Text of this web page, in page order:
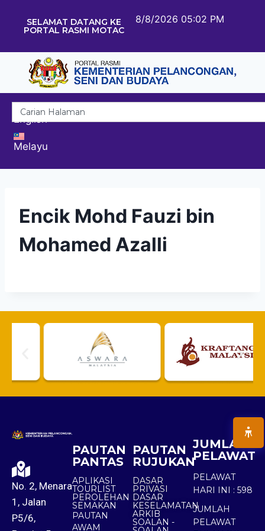
SELAMAT DATANG KE
PORTAL RASMI MOTAC
8/8/2026 05:02 PM
English
Melayu
Encik Mohd Fauzi bin
Mohamed Azalli
No. 2, Menara
1, Jalan
P5/6,
PAUTAN
PANTAS
APLIKASI
TOURLIST
PEROLEHAN
SEMAKAN
PAUTAN
AWAM
PAUTAN
RUJUKAN
DASAR
PRIVASI
DASAR
KESELAMATAN
ARKIB
SOALAN -
JUMLAH
PELAWAT
PELAWAT
HARI INI : 598
JUMLAH
PELAWAT